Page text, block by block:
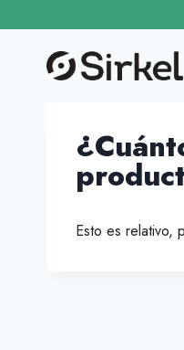
al
contenido
Esto es relativo,